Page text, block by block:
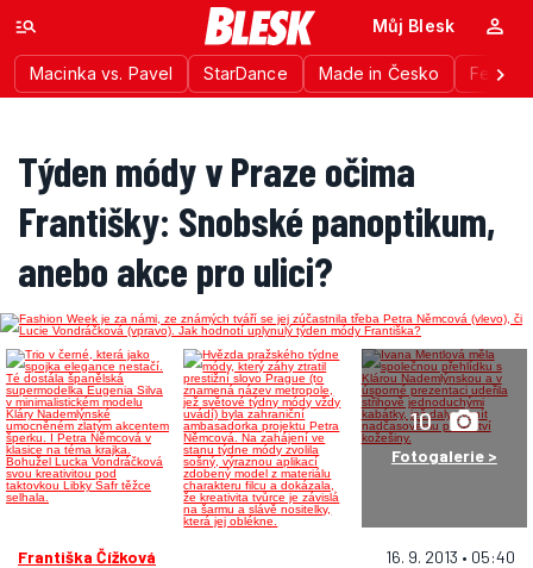
Macinka vs. Pavel StarDance Made in Česko
Můj Blesk
Týden módy v Praze očima
Františky: Snobské panoptikum,
anebo akce pro ulici?
10
Fotogalerie >
Františka Čížková 16. 9. 2013 • 05:40